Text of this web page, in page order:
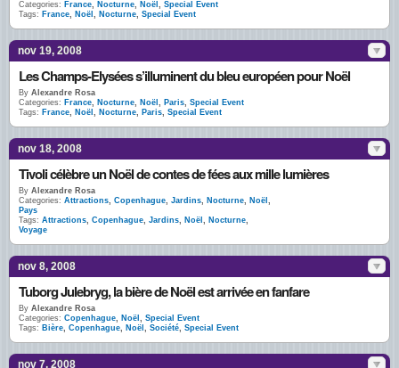
Categories: France, Nocturne, Noël , Special Event
Tags: France, Noël , Nocturne, Special Event
nov 19, 2008
Les Champs-Elysées s’illuminent du bleu européen pour Noël
By Alexandre Rosa
Categories: France, Nocturne, Noël , Paris, Special Event
Tags: France, Noël , Nocturne, Paris, Special Event
nov 18, 2008
Tivoli célèbre un Noël de contes de fées aux mille lumières
By Alexandre Rosa
Categories: Attractions, Copenhague, Jardins, Nocturne, Noël ,
Pays
Tags: Attractions, Copenhague, Jardins, Noël , Nocturne,
Voyage
nov 8, 2008
Tuborg Julebryg, la bière de Noël est arrivée en fanfare
By Alexandre Rosa
Categories: Copenhague, Noël , Special Event
Tags: Bière, Copenhague, Noël , Société, Special Event
nov 7, 2008